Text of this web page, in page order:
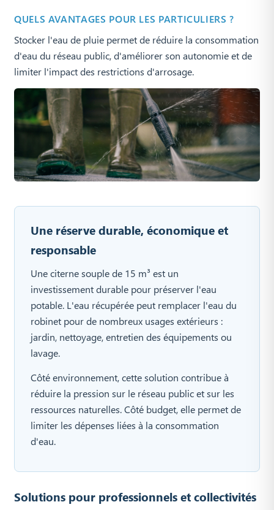
QUELS AVANTAGES POUR LES PARTICULIERS ?
Stocker l'eau de pluie permet de réduire la consommation
d'eau du réseau public, d'améliorer son autonomie et de
limiter l'impact des restrictions d'arrosage.
Une réserve durable, économique et
responsable
Une citerne souple de 15 m³ est un
investissement durable pour préserver l'eau
potable. L'eau récupérée peut remplacer l'eau du
robinet pour de nombreux usages extérieurs :
jardin, nettoyage, entretien des équipements ou
lavage.
Côté environnement, cette solution contribue à
réduire la pression sur le réseau public et sur les
ressources naturelles. Côté budget, elle permet de
limiter les dépenses liées à la consommation
d'eau.
Solutions pour professionnels et collectivités